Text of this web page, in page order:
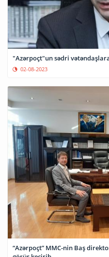
"Azərpoçt"un sədri
02-08-2023
“Azərpoçt” MMC-nin Baş